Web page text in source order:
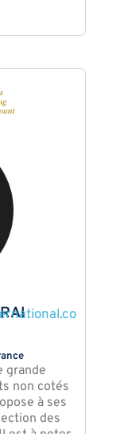
grande
non cotés
à ses
des